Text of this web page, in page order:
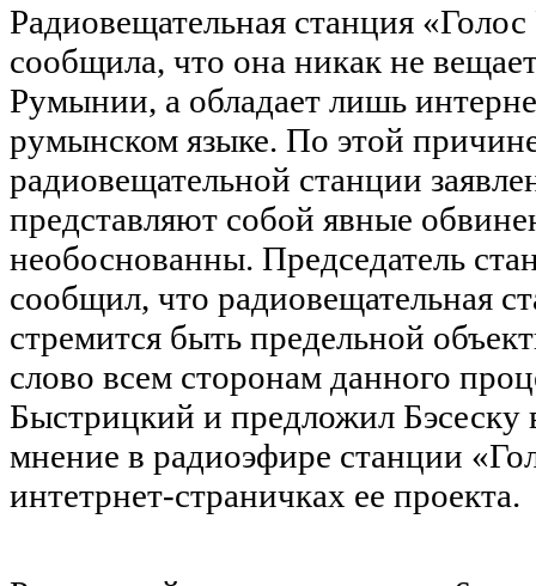
Радиовещательная станция
сообщила, что она никак не
Румынии, а обладает лишь
румынском языке. По этой
радиовещательной станции
представляют собой явные
необоснованны. Председатель
сообщил, что радиовещательная
стремится быть предельной
слово всем сторонам данного
Быстрицкий и предложил Бэсеску
мнение в радиоэфире станции
интетрнет-страничках ее проекта.